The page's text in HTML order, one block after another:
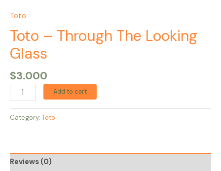
Toto
Toto – Through The Looking
Glass
$3.000
Add to cart
Category: Toto
Reviews (0)